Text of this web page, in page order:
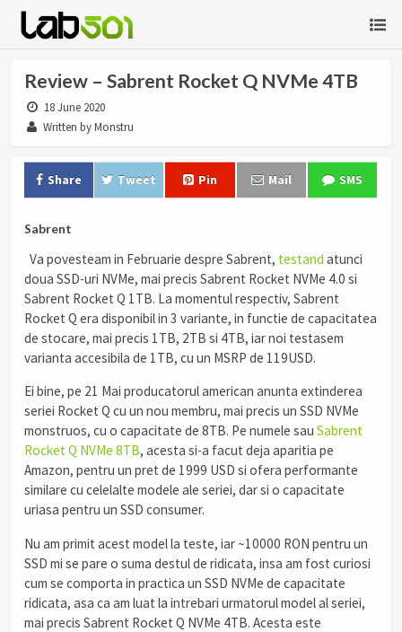
Review – Sabrent Rocket Q NVMe 4TB
18 June 2020
Written by Monstru
Share Tweet Pin Mail SMS
Sabrent
Va povesteam in Februarie despre Sabrent, testand atunci
doua SSD-uri NVMe, mai precis Sabrent Rocket NVMe 4.0 si
Sabrent Rocket Q 1TB. La momentul respectiv, Sabrent
Rocket Q era disponibil in 3 variante, in functie de capacitatea
de stocare, mai precis 1TB, 2TB si 4TB, iar noi testasem
varianta accesibila de 1TB, cu un MSRP de 119USD.
Ei bine, pe 21 Mai producatorul american anunta extinderea
seriei Rocket Q cu un nou membru, mai precis un SSD NVMe
monstruos, cu o capacitate de 8TB. Pe numele sau Sabrent
Rocket Q NVMe 8TB, acesta si-a facut deja aparitia pe
Amazon, pentru un pret de 1999 USD si ofera performante
similare cu celelalte modele ale seriei, dar si o capacitate
uriasa pentru un SSD consumer.
Nu am primit acest model la teste, iar ~10000 RON pentru un
SSD mi se pare o suma destul de ridicata, insa am fost curiosi
cum se comporta in practica un SSD NVMe de capacitate
ridicata, asa ca am luat la intrebari urmatorul model al seriei,
mai precis Sabrent Rocket Q NVMe 4TB. Acesta este